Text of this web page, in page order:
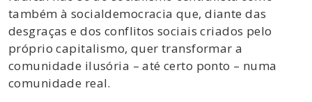
também à socialdemocracia que, diante das
desgraças e dos conflitos sociais criados pelo
próprio capitalismo, quer transformar a
comunidade ilusória – até certo ponto – numa
comunidade real.